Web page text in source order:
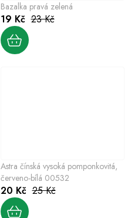
Bazalka pravá zelená
19 Kč 23 Kč
Astra čínská vysoká pomponkovitá,
červeno-bílá 00532
20 Kč 25 Kč